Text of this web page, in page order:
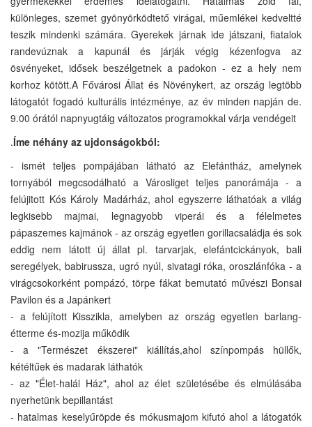
különleges, szemet gyönyörködtető virágai, műemlékei kedveltté
teszik mindenki számára. Gyerekek járnak ide játszani, fiatalok
randevúznak a kapunál és járják végig kézenfogva az
ösvényeket, idősek beszélgetnek a padokon - ez a hely nem
korhoz kötött.A Fővárosi Állat és Növénykert, az ország legtöbb
látogatót fogadó kulturális intézménye, az év minden napján de.
9.00 órától napnyugtáig változatos programokkal várja vendégeit
.Íme néhány az ujdonságokból:
- ismét teljes pompájában látható az Elefántház, amelynek
tornyából megcsodálható a Városliget teljes panorámája - a
felújitott Kós Károly Madárház, ahol egyszerre láthatóak a világ
legkisebb majmai, legnagyobb viperái és a félelmetes
pápaszemes kajmánok - az ország egyetlen gorillacsaládja és sok
eddig nem látott új állat pl. tarvarjak, elefántcickányok, bali
seregélyek, babirussza, ugró nyúl, sivatagi róka, oroszlánfóka - a
virágcsokorként pompázó, törpe fákat bemutató művészi Bonsai
Pavilon és a Japánkert
- a felújított Kisszikla, amelyben az ország egyetlen barlang-
étterme és-mozija működik
- a "Természet ékszerei" kiállítás,ahol színpompás hüllők,
kétéltűek és madarak láthatók
- az "Élet-halál Ház", ahol az élet születésébe és elmúlásába
nyerhetünk bepillantást
- hatalmas keselyűröpde és mókusmajom kifutó ahol a látogatók